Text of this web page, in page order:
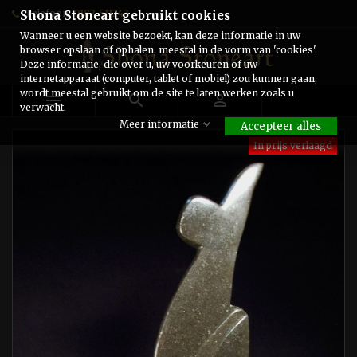
Telefoon: 0182-511243
  
In prijs verlaagd
Shona Stoneart gebruikt cookies
Wanneer u een website bezoekt, kan deze informatie in uw
browser opslaan of ophalen, meestal in de vorm van 'cookies'.
Deze informatie, die over u, uw voorkeuren of uw
internetapparaat (computer, tablet of mobiel) zou kunnen gaan,
wordt meestal gebruikt om de site te laten werken zoals u
verwacht.
Meer informatie
Accepteer alles